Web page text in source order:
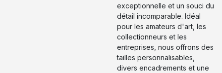
exceptionnelle et un souci du
détail incomparable. Idéal
pour les amateurs d'art, les
collectionneurs et les
entreprises, nous offrons des
tailles personnalisables,
divers encadrements et une